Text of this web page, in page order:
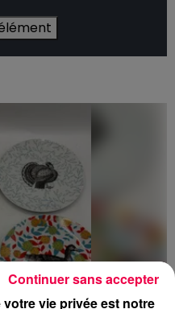
votre vie privée est notre
Continuer sans accepter